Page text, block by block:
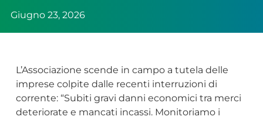
Giugno 23, 2026
L’Associazione scende in campo a tutela delle
imprese colpite dalle recenti interruzioni di
corrente: “Subiti gravi danni economici tra merci
deteriorate e mancati incassi. Monitoriamo i